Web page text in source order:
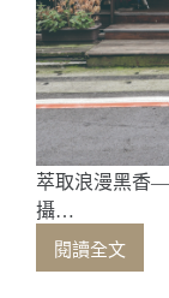
萃取浪漫黑香
攝…
閱讀全文
萃